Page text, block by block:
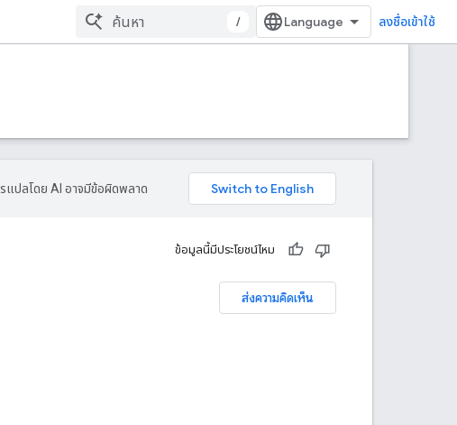
/ ลงชื่อเข้าใช้
แปลโดย AI อาจมีข้อผิดพลาด
ข้อมูลนี้มีประโยชน์ไหม
ส่งความคิดเห็น